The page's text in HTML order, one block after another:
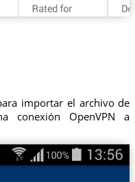
importar el archivo de
conexión OpenVPN a